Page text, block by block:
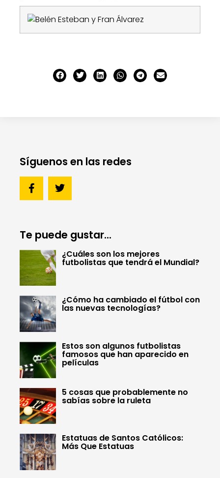
Síguenos en las redes
Te puede gustar...
¿Cuáles son los mejores
futbolistas que tendrá el Mundial?
¿Cómo ha cambiado el fútbol con
las nuevas tecnologías?
Estos son algunos futbolistas
famosos que han aparecido en
películas
5 cosas que probablemente no
sabías sobre la ruleta
Estatuas de Santos Católicos:
Más Que Estatuas